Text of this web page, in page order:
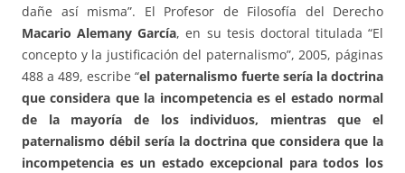
dañe así misma”. El Profesor de Filosofía del Derecho
Macario Alemany García, en su tesis doctoral titulada “El
concepto y la justificación del paternalismo”, 2005, páginas
488 a 489, escribe “el paternalismo fuerte sería la doctrina
que considera que la incompetencia es el estado normal
de la mayoría de los individuos, mientras que el
paternalismo débil sería la doctrina que considera que la
incompetencia es un estado excepcional para todos los